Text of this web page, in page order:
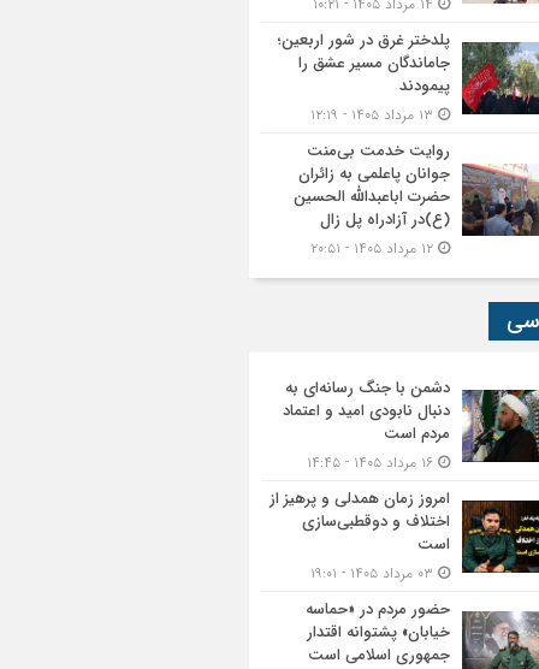
پلدختر غرق در شور اربعین؛
جاماندگان مسیر عشق را
پیمودند
روایت خدمت بی‌منت
جوانان پاعلمی به زائران
حضرت اباعبدالله الحسین
(ع)در آزادراه پل زال
دشمن با جنگ رسانه‌ای به
دنبال نابودی امید و اعتماد
مردم است
امروز زمان همدلی و پرهیز از
اختلاف و دوقطبی‌سازی
است
حضور مردم در «حماسه
خیابان» پشتوانه اقتدار
جمهوری اسلامی است